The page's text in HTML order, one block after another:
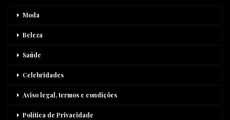
Moda
Beleza
Saúde
Celebridades
Aviso legal, termos e condições
Política de Privacidade